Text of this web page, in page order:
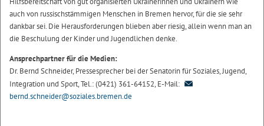
auch von russischstämmigen Menschen in Bremen hervor, für die sie sehr
dankbar sei. Die Herausforderungen blieben aber riesig, allein wenn man an
die Beschulung der Kinder und Jugendlichen denke.
Ansprechpartner für die Medien:
Dr. Bernd Schneider, Pressesprecher bei der Senatorin für Soziales, Jugend,
Integration und Sport, Tel.: (0421) 361-64152, E-Mail:
bernd.schneider@soziales.bremen.de